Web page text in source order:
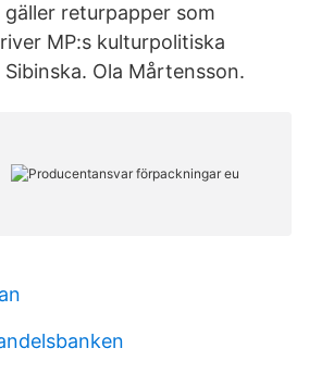
returpapper som
MP:s kulturpolitiska
Ola Mårtensson.